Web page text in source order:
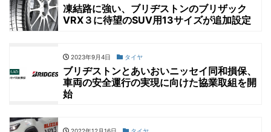
凍結路に強い、ブリヂストンのブリザック
VRX３に待望のSUV用13サイズが追加設定
2023年9月4日 タイヤ
ブリヂストンとあいおいニッセイ同和損保、
車両の安全運行の実現に向けた協業取組を開
始